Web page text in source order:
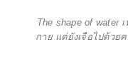
The shape of water
กาย แต่ยังเจือไปด้วย